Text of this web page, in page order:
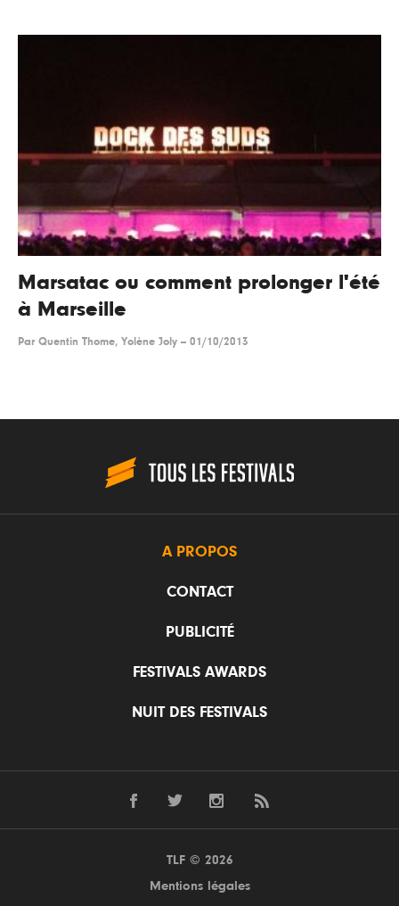
Marsatac ou comment prolonger l'été
à Marseille
Par Quentin Thome, Yolène Joly -- 01/10/2013
A PROPOS
CONTACT
PUBLICITÉ
FESTIVALS AWARDS
NUIT DES FESTIVALS
TLF © 2026
Mentions légales